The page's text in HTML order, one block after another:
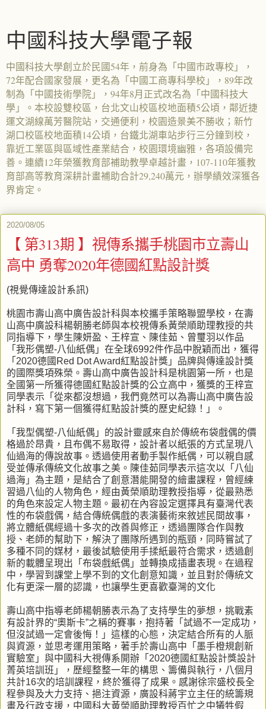
中國科技大學電子報
中國科技大學創立於民國54年，前身為「中國市政專校」，
72年配合國家發展，更名為「中國工商專科學校」，89年改
制為「中國技術學院」，94年8月正式改名為「中國科技大
學」。本校設雙校區，台北文山校區校地面積5公頃，鄰近捷
運文湖線萬芳醫院站，交通便利，校園造景美不勝收；新竹
湖口校區校地面積14公頃，台鐵北湖車站步行三分鐘到校，
靠近工業區與區域性產業結合，校園環境幽雅，各項設備完
善。連續12年榮獲教育部補助教學卓越計畫，107-110年獲教
育部高等教育深耕計畫補助合計29,240萬元，辦學績效深獲各
界肯定。
2020/08/05
【 第313期 】視傳系攜手桃園市立壽山
高中 勇奪2020年德國紅點設計獎
(視覺傳達設計系訊)
桃園市壽山高中廣告設計科與本校攜手策略聯盟學校，在壽
山高中廣設科楊朝勝老師與本校視傳系黃榮順助理教授的共
同指導下，學生陳妍盈、王梓宣、陳佳茹、曾璽羽以作品
「我形偶塑-八仙紙偶」在全球6992件作品中脫穎而出，獲得
「2020德國Red Dot Award紅點設計獎」品牌與傳達設計獎
的國際獎項殊榮。壽山高中廣告設計科是桃園第一所，也是
全國第一所獲得德國紅點設計獎的公立高中，獲獎的王梓宣
同學表示「從來都沒想過，我們竟然可以為壽山高中廣告設
計科，寫下第一個獲得紅點設計獎的歷史紀錄！」。
「我型偶塑-八仙紙偶」的設計靈感來自於傳統布袋戲偶的價
格過於昂貴，且布偶不易取得，設計者以紙張的方式呈現八
仙過海的傳說故事。透過使用者動手製作紙偶，可以親自感
受並傳承傳統文化故事之美。陳佳茹同學表示這次以「八仙
過海」為主題，是結合了創意潛能開發的繪畫課程，曾經練
習過八仙的人物角色，經由黃榮順助理教授指導，從最熟悉
的角色來設定人物主題。最初在內容設定選擇具有臺灣代表
性的布袋戲偶，結合傳統偶戲的表演藝術來敘述民間故事，
將立體紙偶經過十多次的改善與修正，透過團隊合作與教
授、老師的幫助下，解決了團隊所遇到的瓶頸，同時嘗試了
多種不同的媒材，最後試驗使用手揉紙最符合需求，透過創
新的載體呈現出「布袋戲紙偶」並轉換成插畫表現。在過程
中，學習到課堂上學不到的文化創意知識，並且對於傳統文
化有更深一層的認識，也讓學生更喜歡臺灣的文化
壽山高中指導老師楊朝勝表示為了支持學生的夢想，挑戰素
有設計界的“奧斯卡”之稱的賽事，抱持著「試過不一定成功，
但沒試過一定會後悔！」這樣的心態，決定結合所有的人脈
與資源，並思考運用策略，著手於壽山高中「墨手橙規創新
實驗室」與中國科大視傳系開辦「2020德國紅點設計獎設計
菁英培訓班」，歷經整整一年的構思、籌備與執行，八個月
共計16次的培訓課程，終於獲得了成果。感謝徐宗盛校長全
程參與及大力支持、挹注資源，廣設科蔣宇立主任的統籌規
畫及行政支援，中國科大黃榮順助理教授百忙之中犧牲假